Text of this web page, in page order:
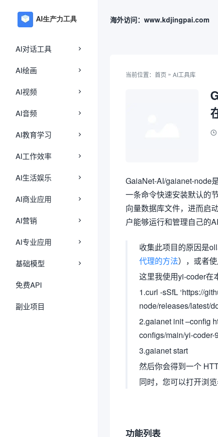
AI对话工具
AI绘画
AI视频
AI音频
AI教育学习
AI工作效率
AI生活娱乐
AI商业应用
AI营销
AI专业应用
基础模型
免费API
副业项目
海外访问：www.kdjingpai.com
当前位置： 首页 » AI工具库
GaiaNet-AI/gaianet-node
一条命令快速安装默认的
向量数据库文件，进而启
户能够运行和管理自己的
收集此项目的原因是
代理的方法），或者
这里我使用yi-coder在
1.curl -sSfL ‘https://
node/releases/latest/
2.gaianet init –config
configs/main/yi-
3.gaianet start
然后你会得到一个
同时，您可以打开浏
功能列表